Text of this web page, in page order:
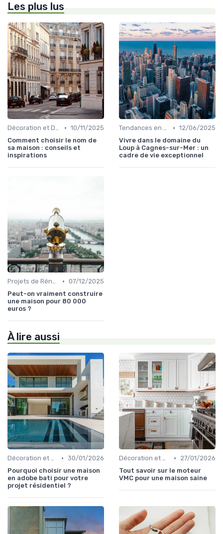
Les plus lus
Décoration et Design d'Intérieur • 10/11/2025
Comment choisir le nom de
sa maison : conseils et
inspirations
Tendances en Aménagement Domestique • 12/06/2025
Vivre dans le domaine du
Loup à Cagnes-sur-Mer : un
cadre de vie exceptionnel
Projets de Rénovation • 07/12/2025
Peut-on vraiment construire
une maison pour 80 000
euros ?
À lire aussi
Décoration et Design d'Intérieur • 30/01/2026
Pourquoi choisir une maison
en adobe bati pour votre
projet résidentiel ?
Décoration et Design d'Intérieur •
27/01/2026
Tout savoir sur le moteur
VMC pour une maison saine